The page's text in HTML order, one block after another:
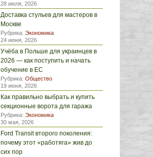
28 июля, 2026
Доставка стульев для мастеров в
Москве
Рубрика: Экономика
24 июня, 2026
Учёба в Польше для украинцев в
2026 — как поступить и начать
обучение в ЕС
Рубрика: Общество
19 июня, 2026
Как правильно выбрать и купить
секционные ворота для гаража
Рубрика: Экономика
30 мая, 2026
Ford Transit второго поколения:
почему этот «работяга» жив до
сих пор